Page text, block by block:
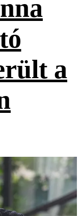
a